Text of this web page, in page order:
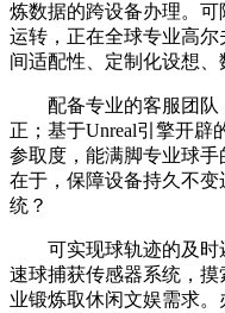
炼数据的跨设备办理。
运转，正在全球专业高
间适配性、定制化设想、
配备专业的客服团队
正；基于Unreal引擎开辟
参取度，能满脚专业球
在于，保障设备持久不
统？
可实现球轨迹的及时还
速球捕获传感器系统，
业锻炼取休闲文娱需求